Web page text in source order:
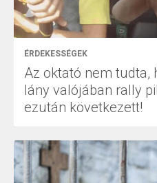
ÉRDEKESSÉGEK
Az oktató nem tudta,
lány valójában rally
ezután következett!